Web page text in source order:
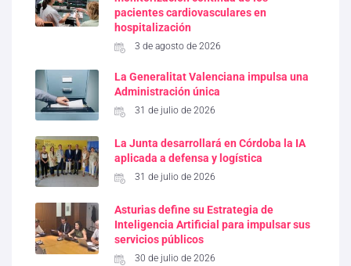
pacientes cardiovasculares en
hospitalización
3 de agosto de 2026
La Generalitat Valenciana impulsa una
Administración única
31 de julio de 2026
La Junta desarrollará en Córdoba la IA
aplicada a defensa y logística
31 de julio de 2026
Asturias define su Estrategia de
Inteligencia Artificial para impulsar sus
servicios públicos
30 de julio de 2026